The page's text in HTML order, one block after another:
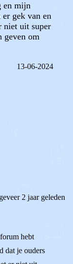
en mijn
gek van en
niet uit super
geven om
13-06-2024
2 jaar geleden
hebt
dat je ouders